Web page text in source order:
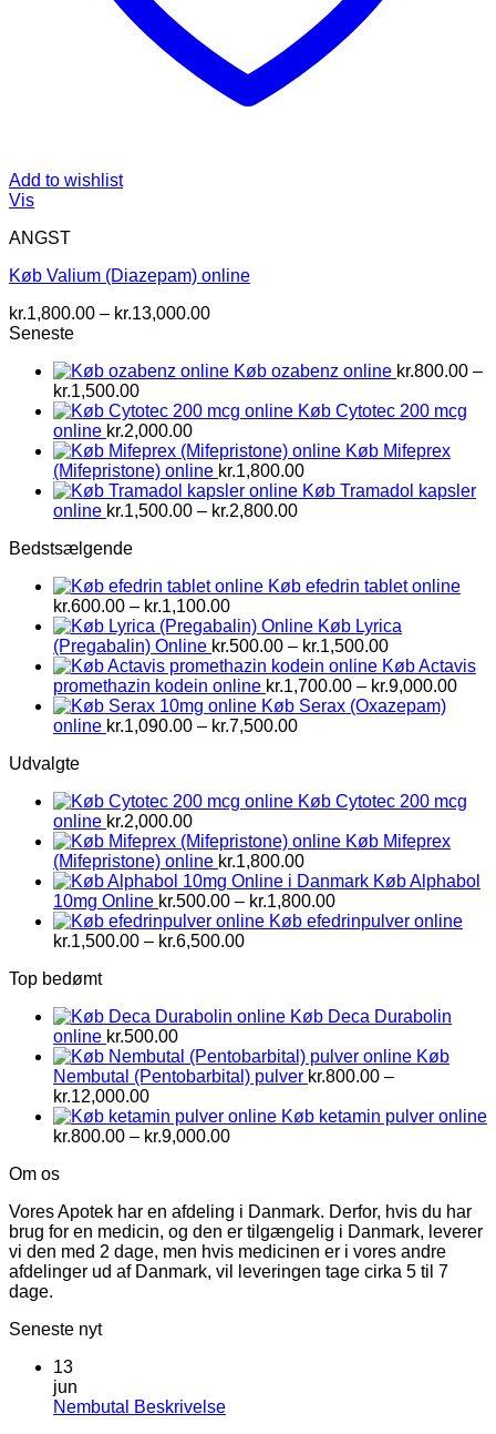
Add to wishlist
Vis
ANGST
Køb Valium (Diazepam) online
kr.1,800.00 – kr.13,000.00Prisinterval:
kr.13,000.00
Seneste
Køb ozabenz online kr.800.00 –
kr.1,500.00Prisinterval:
kr.800.00
til
kr.1,500.00
Køb Cytotec 200 mcg
online kr.2,000.00
Køb Mifeprex
(Mifepristone) online kr.1,800.00
Køb Tramadol kapsler
online kr.1,500.00 – kr.2,800.00Prisinterval:
Bedstsælgende
Køb efedrin tablet online
kr.600.00 – kr.1,100.00Prisinterval:
kr.600.00
til
kr.1,100.00
Køb Lyrica
(Pregabalin) Online kr.500.00 – kr.1,500.00Prisinterval:
kr.500.00
til
kr.1,500.00
Køb Actavis
promethazin kodein online kr.1,700.00 – kr.9,000.00
Køb Serax (Oxazepam)
online kr.1,090.00 – kr.7,500.00Prisinterval:
Udvalgte
Køb Cytotec 200 mcg
online kr.2,000.00
Køb Mifeprex
(Mifepristone) online kr.1,800.00
Køb Alphabol
10mg Online kr.500.00 – kr.1,800.00Prisinterval:
kr.500.00
Køb efedrinpulver online
kr.1,500.00 – kr.6,500.00Prisinterval:
Top bedømt
Køb Deca Durabolin
online kr.500.00
Køb
Nembutal (Pentobarbital) pulver kr.800.00 –
kr.12,000.00Prisinterval:
kr.800.00
til
Køb ketamin pulver online
kr.800.00 – kr.9,000.00Prisinterval:
Om os
Vores Apotek har en afdeling i Danmark. Derfor, hvis du har
brug for en medicin, og den er tilgængelig i Danmark, leverer
vi den med 2 dage, men hvis medicinen er i vores andre
afdelinger ud af Danmark, vil leveringen tage cirka 5 til 7
dage.
Seneste nyt
13
jun
Nembutal BeskrivelseIngen